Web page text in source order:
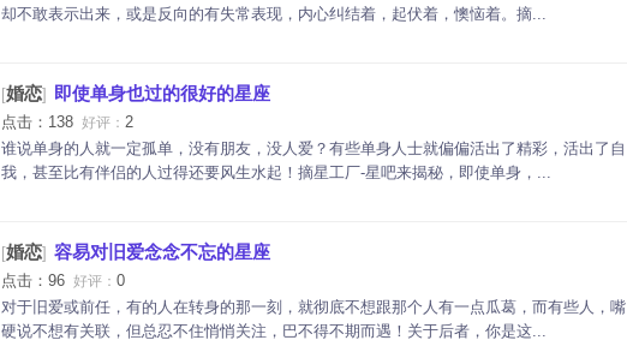
却不敢表示出来，或是反向的有失常表现，内心纠结着，起伏着，懊恼着。摘...
[婚恋] 即使单身也过的很好的星座
点击：138 好评： 2
谁说单身的人就一定孤单，没有朋友，没人爱？有些单身人士就偏偏活出了精彩，活出了自
我，甚至比有伴侣的人过得还要风生水起！摘星工厂-星吧来揭秘，即使单身，...
[婚恋] 容易对旧爱念念不忘的星座
点击：96 好评： 0
对于旧爱或前任，有的人在转身的那一刻，就彻底不想跟那个人有一点瓜葛，而有些人，嘴
硬说不想有关联，但总忍不住悄悄关注，巴不得不期而遇！关于后者，你是这...